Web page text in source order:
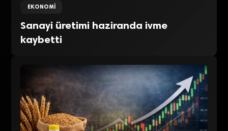
EKONOMI
Sanayi üretimi haziranda ivme
kaybetti